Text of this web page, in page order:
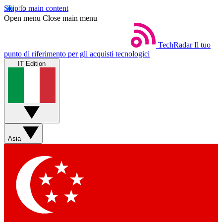
Skip to main content
Open menu Close main menu
TechRadar Il tuo
punto di riferimento per gli acquisti tecnologici
IT Edition
Asia